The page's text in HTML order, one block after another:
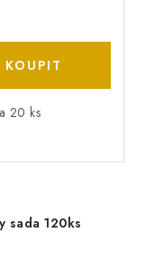
20 ks
sada 120ks